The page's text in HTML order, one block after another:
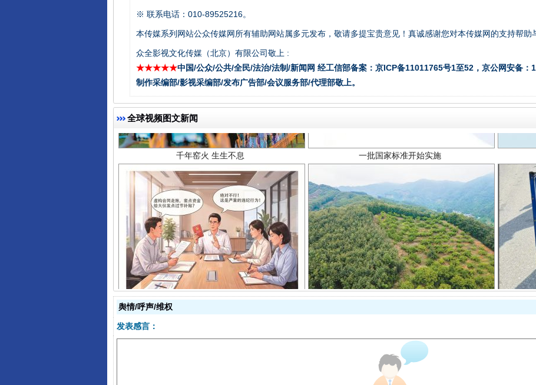
※ 联系电话：010-89525216。
本传媒系列网站公众传媒网所有辅助网站属多元发布，敬请多提宝贵意见！真诚感谢您对本传媒网的支持帮助
众全影视文化传媒（北京）有限公司敬上 :
★★★★★中国/公众/公共/全民/法治/法制/新闻网 经工信部备案：京ICP备11011765号1至52，京公网安备：
制作采编部/影视采编部/发布广告部/会议服务部/代理部敬上。
全球视频图文新闻
千年窑火 生生不息
揭开“小金库”的免责幌子 以产业富民促振兴
舆情/呼声/维权
发表感言：